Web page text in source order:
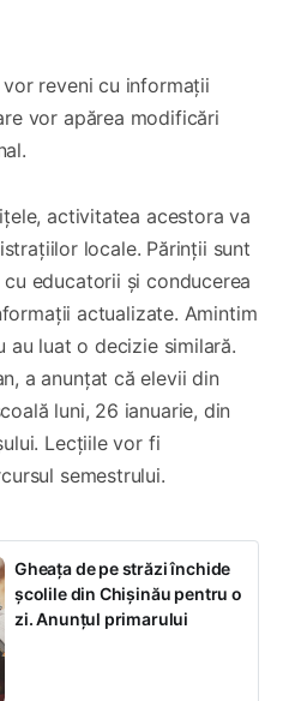
reveni cu informații
vor apărea modificări
activitatea acestora va
locale. Părinții sunt
educatorii și conducerea
actualizate. Amintim
au luat o decizie similară.
a anunțat că elevii din
luni, 26 ianuarie, din
Lecțiile vor fi
semestrului.
Gheața de pe străzi închide
școlile din Chișinău pentru o
zi. Anunțul primarului